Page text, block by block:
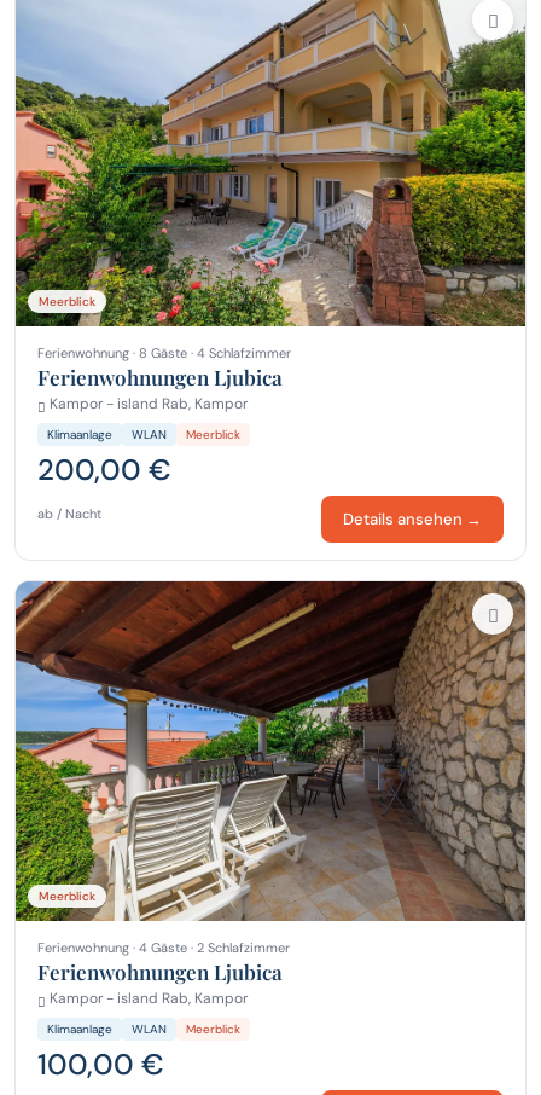
Meerblick
Ferienwohnung · 8 Gäste · 4 Schlafzimmer
Ferienwohnungen Ljubica
Kampor - island Rab, Kampor
Klimaanlage WLAN Meerblick
200,00 €
ab / Nacht Details ansehen →
Meerblick
Ferienwohnung · 4 Gäste · 2 Schlafzimmer
Ferienwohnungen Ljubica
Kampor - island Rab, Kampor
Klimaanlage WLAN Meerblick
100,00 €